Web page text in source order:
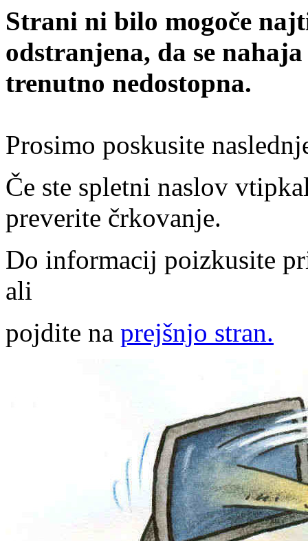
Strani ni bilo mogoče
odstranjena, da se
trenutno nedostopna.
Prosimo poskusite
Če ste spletni naslov
preverite črkovanje.
Do informacij poizkusite
ali
pojdite na prejšnjo stran.